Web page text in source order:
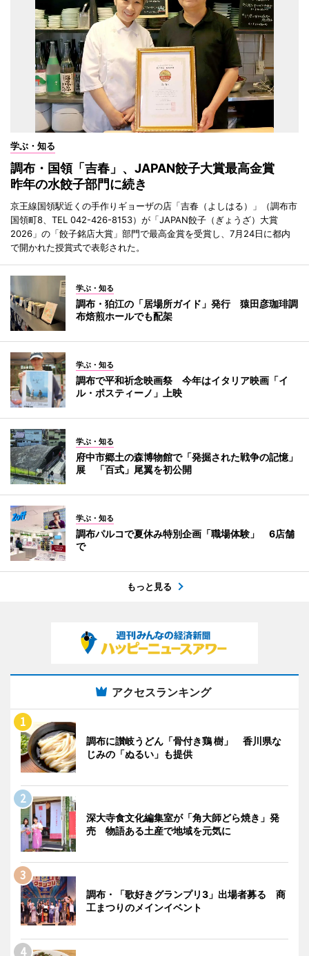
学ぶ・知る
調布・国領「吉春」、JAPAN餃子大賞最高金賞
昨年の水餃子部門に続き
京王線国領駅近くの手作りギョーザの店「吉春（よしはる）」（調布市
国領町8、TEL 042-426-8153）が「JAPAN餃子（ぎょうざ）大賞
2026」の「餃子銘店大賞」部門で最高金賞を受賞し、7月24日に都内
で開かれた授賞式で表彰された。
学ぶ・知る
調布・狛江の「居場所ガイド」発行 猿田彦珈琲調
布焙煎ホールでも配架
学ぶ・知る
調布で平和祈念映画祭 今年はイタリア映画「イ
ル・ポスティーノ」上映
学ぶ・知る
府中市郷土の森博物館で「発掘された戦争の記憶」
展 「百式」尾翼を初公開
学ぶ・知る
調布パルコで夏休み特別企画「職場体験」 6店舗
で
もっと見る
アクセスランキング
調布に讃岐うどん「骨付き鶏 樹」 香川県な
じみの「ぬるい」も提供
深大寺食文化編集室が「角大師どら焼き」発
売 物語ある土産で地域を元気に
調布・「歌好きグランプリ3」出場者募る 商
工まつりのメインイベント